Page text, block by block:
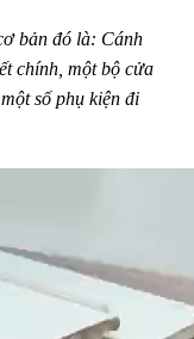
bản đó là: Cánh
chính, một bộ cửa
số phụ kiện đi